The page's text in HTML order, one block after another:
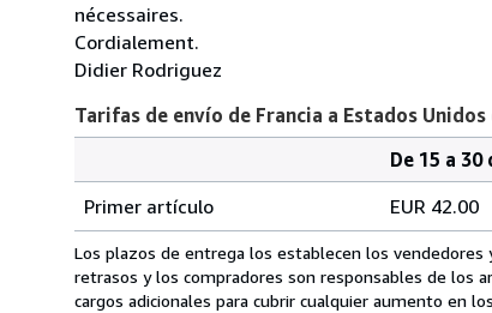
nécessaires.
Cordialement.
Didier Rodriguez
Tarifas de envío de Francia a Estados Unidos
de
envío
de
Francia
pedido
De 15 a
Primer artículo
EUR 42.00
Los plazos de entrega los establecen los vendedores
retrasos y los compradores son responsables de los
cargos adicionales para cubrir cualquier aumento en